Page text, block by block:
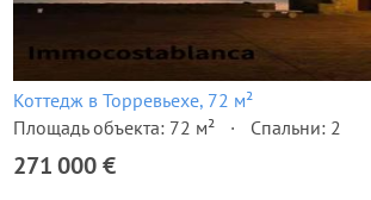
Коттедж в Торревьехе, 72 м²
Площадь объекта: 72 м²
Спальни: 2
271 000 €